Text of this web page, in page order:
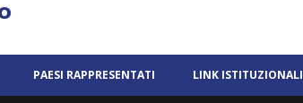
PAESI RAPPRESENTATI LINK ISTITUZIONALI